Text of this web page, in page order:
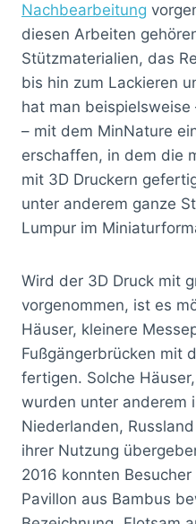
Nachbearbeitung
diesen Arbeiten
Stützmaterialien, das
bis hin zum Lackieren
hat man
– mit dem MinNature
erschaffen, in dem die
mit 3D Druckern
unter anderem ganze
Lumpur im
Wird der 3D Druck mit
vorgenommen, ist es
Häuser, kleinere
Fußgängerbrücken mit
fertigen. Solche
wurden unter anderem
Niederlanden,
ihrer Nutzung
2016 konnten
Pavillon aus Bambus